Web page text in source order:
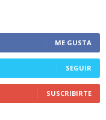
ME GUSTA
SEGUIR
SUSCRIBIRTE